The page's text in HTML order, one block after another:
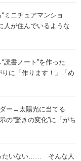
ミニチュアマンショ
が住んでいるような
読書ノート”を作った
に「作ります！」「め
ー→太陽光に当てる
“驚きの変化”に「がち
たいない…… そんな人